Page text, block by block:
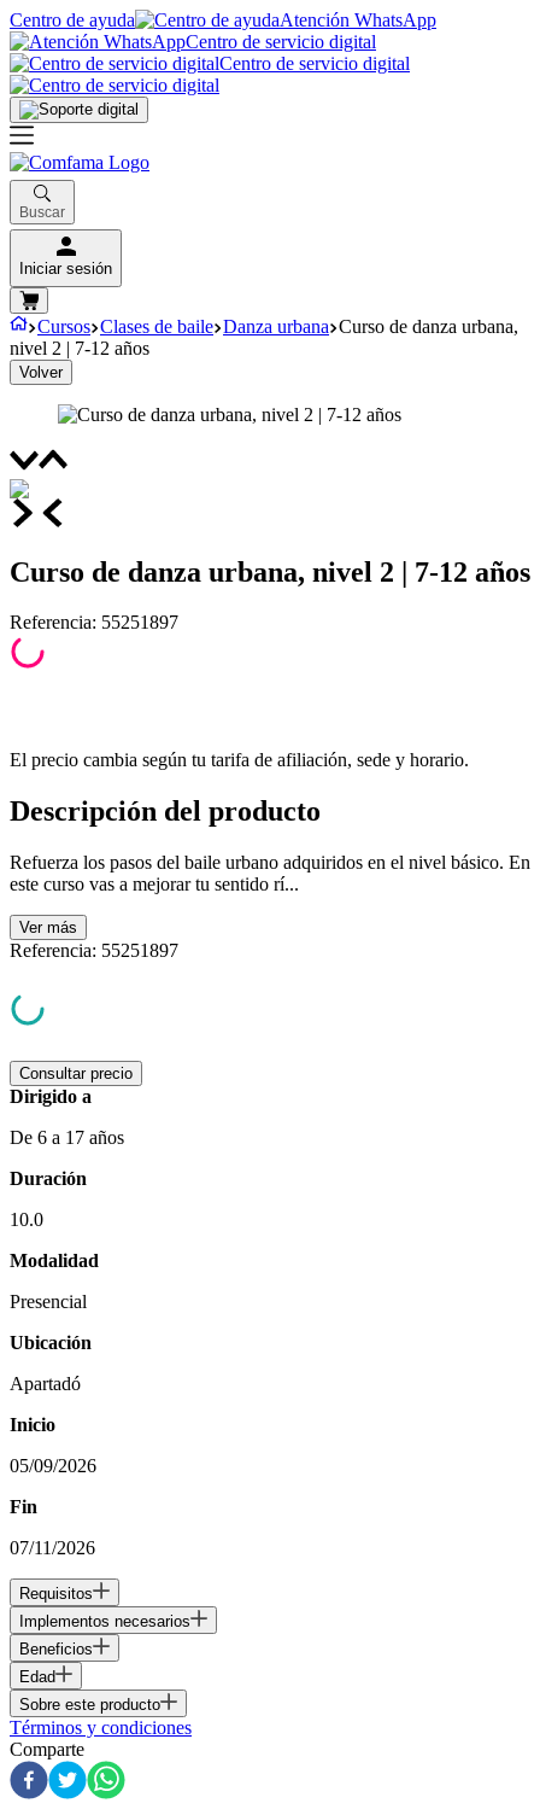
Centro de ayuda
Atención WhatsApp
Centro de servicio digital
Centro de servicio digital
Buscar
Iniciar sesión
Cursos Clases de baile Danza urbana Curso de danza urbana,
nivel 2 | 7-12 años
Volver
Curso de danza urbana, nivel 2 | 7-12 años
Referencia: 55251897
El precio cambia según tu tarifa de afiliación, sede y horario.
Descripción del producto
Refuerza los pasos del baile urbano adquiridos en el nivel básico. En
este curso vas a mejorar tu sentido rí­...
Ver más
Referencia: 55251897
Consultar precio
Dirigido a
De 6 a 17 años
Duración
10.0
Modalidad
Presencial
Ubicación
Apartadó
Inicio
05/09/2026
Fin
07/11/2026
Requisitos
Implementos necesarios
Beneficios
Edad
Sobre este producto
Términos y condiciones
Comparte